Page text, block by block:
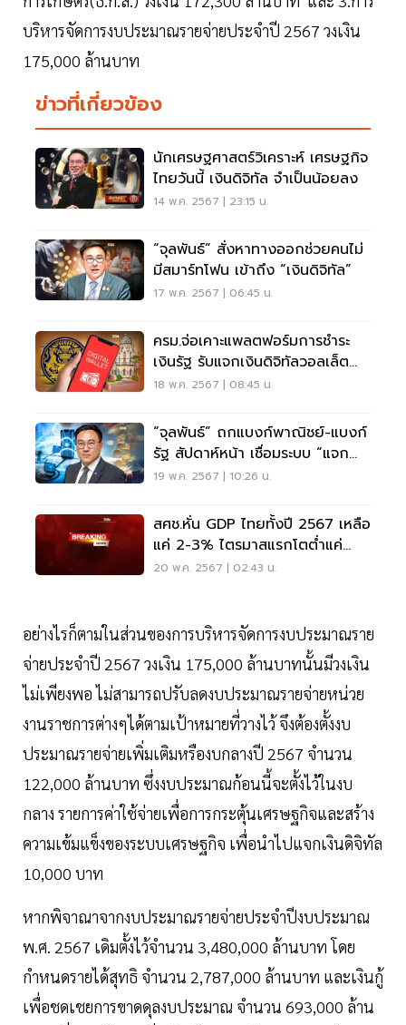
บริหารจัดการงบประมาณรายจ่ายประจำปี 2567 วงเงิน
175,000 ล้านบาท
ข่าวที่เกี่ยวข้อง
นักเศรษฐศาสตร์วิเคราะห์ เศรษฐกิจ
ไทยวันนี้ เงินดิจิทัล จำเป็นน้อยลง
14 พ.ค. 2567 | 23:15 น.
“จุลพันธ์” สั่งหาทางออกช่วยคนไม่
มีสมาร์ทโฟน เข้าถึง “เงินดิจิทัล”
17 พ.ค. 2567 | 06:45 น.
ครม.จ่อเคาะแพลตฟอร์มการชำระ
เงินรัฐ รับแจกเงินดิจิทัลวอลเล็ต
10,000 บาท
18 พ.ค. 2567 | 08:45 น.
“จุลพันธ์” ถกแบงก์พาณิชย์-แบงก์
รัฐ สัปดาห์หน้า เชื่อมระบบ “แจก
เงินดิจิทัล”
19 พ.ค. 2567 | 10:26 น.
สศช.หั่น GDP ไทยทั้งปี 2567 เหลือ
แค่ 2-3% ไตรมาสแรกโตต่ำแค่
1.5%
20 พ.ค. 2567 | 02:43 น.
อย่างไรก็ตามในส่วนของการบริหารจัดการงบประมาณราย
จ่ายประจำปี 2567 วงเงิน 175,000 ล้านบาทนั้นมีวงเงิน
ไม่เพียงพอ ไม่สามารถปรับลดงบประมาณรายจ่ายหน่วย
งานราชการต่างๆได้ตามเป้าหมายที่วางไว้ จึงต้องตั้งงบ
ประมาณรายจ่ายเพิ่มเติมหรืองบกลางปี 2567 จำนวน
122,000 ล้านบาท ซึ่งงบประมาณก้อนนี้จะตั้งไว้ในงบ
กลาง รายการค่าใช้จ่ายเพื่อการกระตุ้นเศรษฐกิจและสร้าง
ความเข้มแข็งของระบบเศรษฐกิจ เพื่อนำไปแจกเงินดิจิทัล
10,000 บาท
หากพิจาณาจากงบประมาณรายจ่ายประจำปีงบประมาณ
พ.ศ. 2567 เดิมตั้งไว้จำนวน 3,480,000 ล้านบาท โดย
กำหนดรายได้สุทธิ จำนวน 2,787,000 ล้านบาท และเงินกู้
เพื่อชดเชยการขาดดุลงบประมาณ จำนวน 693,000 ล้าน